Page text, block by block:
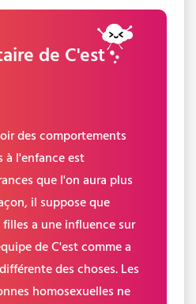
de C'est
des comportements
à l'enfance est
que l'on aura plus
il suppose que
a une influence sur
de C'est comme a
des choses. Les
homosexuelles ne